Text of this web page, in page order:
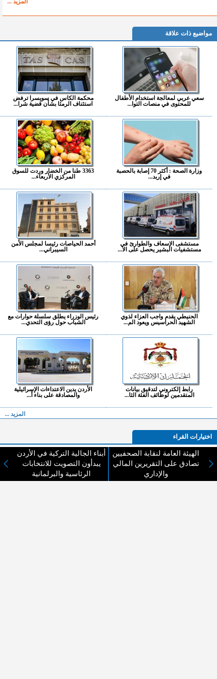
المزيد ...
مواضيع ذات علاقة
سعي عربي لمعالجة استخدام الأطفال
للمحتوى في منصات التوا...
محكمة الكاس في سويسرا ترفض
استئناف الرمثا بشأن قضية شرا...
وزارة الصحة : أكثر 70 إصابة بالحصبة
في إربد...
3363 طنا من الخضار وردت للسوق
المركزي الأربعاء...
مستشفى الإسعاف والطوارئ في
مستشفيات البشير يحصل على الا...
أحمد الحياصات رئيسا لمجلس الأمن
السيبراني...
الحنيطي يقدم واجب العزاء لذوي
الشهيد الحراسيس ويعود الم...
رئيس الوزراء يطلق سلسلة حوارات مع
الشباب حول رؤى التحدي...
رابط إلكتروني لتدقيق بيانات
المتقدمين لوظائف الفئة الثا...
الأردن يدين الاعتداءات الإسرائيلية
والمصادقة على بناء أ...
المزيد ...
اختيارات القراء
الهيئة العامة لنقابة الصحفيين
تصادق على التقريرين المالي
والإداري
أبناء الجالية التركية في الأردن
يبدأون التصويت للانتخابات
الرئاسية والبرلمانية